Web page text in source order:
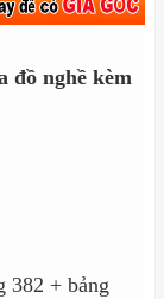
đồ nghề kèm
382 + bảng